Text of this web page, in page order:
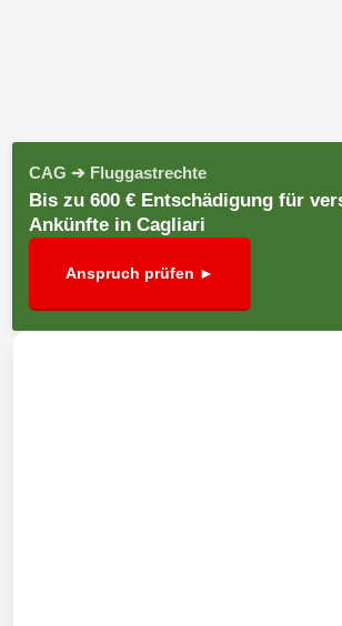
CAG ➔ Fluggastrechte
Bis zu 600 € Entschädigung für
Ankünfte in Cagliari
Anspruch prüfen ►